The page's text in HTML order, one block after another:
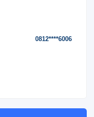
0812****6006